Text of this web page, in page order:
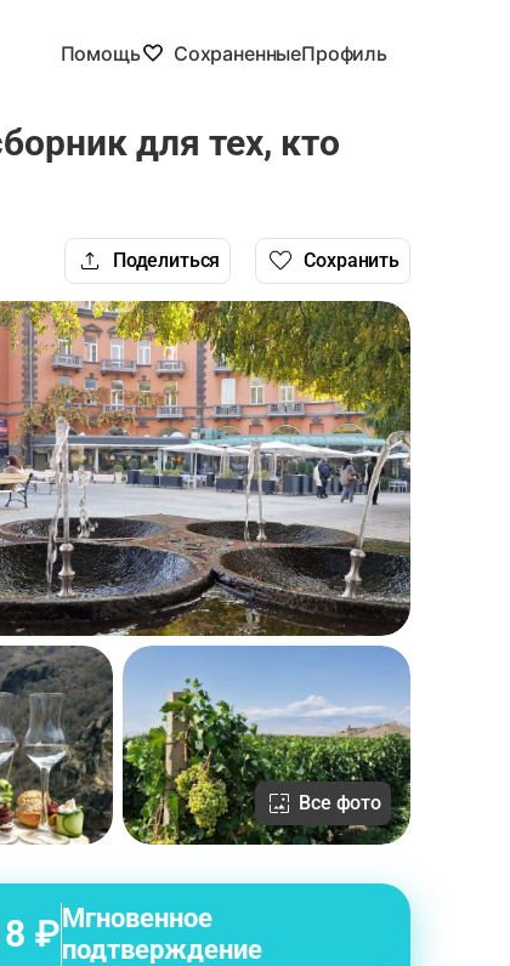
Помощь СохраненныеПрофиль
для тех, кто
Поделиться Сохранить
Все фото
₽Мгновенное
подтверждение